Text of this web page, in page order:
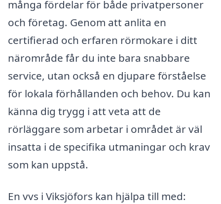
många fördelar för både privatpersoner
och företag. Genom att anlita en
certifierad och erfaren rörmokare i ditt
närområde får du inte bara snabbare
service, utan också en djupare förståelse
för lokala förhållanden och behov. Du kan
känna dig trygg i att veta att de
rörläggare som arbetar i området är väl
insatta i de specifika utmaningar och krav
som kan uppstå.
En vvs i Viksjöfors kan hjälpa till med: